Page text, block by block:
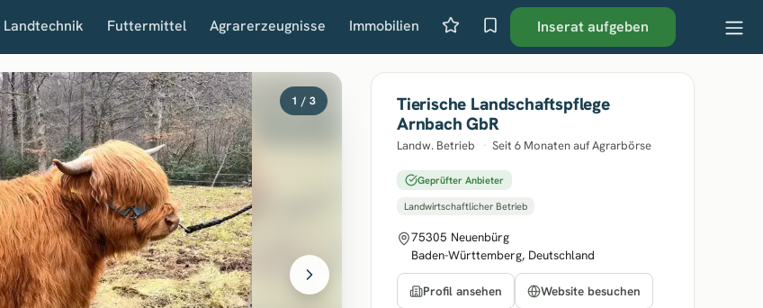
Landtechnik Futtermittel Agrarerzeugnisse Immobilien Inserat aufgeben
1 / 3
Tierische Landschaftspflege
Arnbach GbR
Landw. Betrieb · Seit 6 Monaten auf Agrarbörse
Geprüfter Anbieter
Landwirtschaftlicher Betrieb
75305 Neuenbürg
Baden-Württemberg, Deutschland
Profil ansehen
Website besuchen